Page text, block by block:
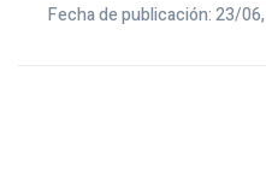
Fecha de publicación: 23/